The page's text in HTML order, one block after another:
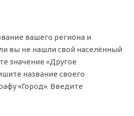
вашего региона и
вы не нашли свой населённый
значение «Другое
название своего
«Город». Введите